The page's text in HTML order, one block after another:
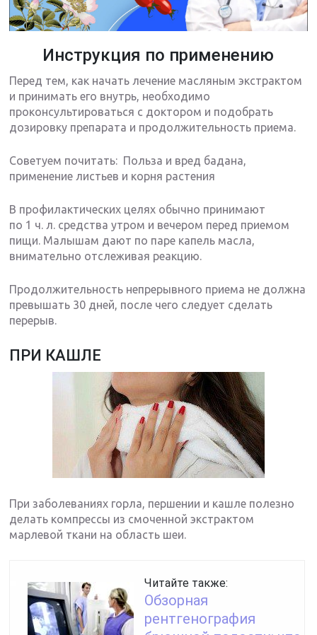
Инструкция по применению
Перед тем, как начать лечение масляным экстрактом
и принимать его внутрь, необходимо
проконсультироваться с доктором и подобрать
дозировку препарата и продолжительность приема.
Советуем почитать: Польза и вред бадана,
применение листьев и корня растения
В профилактических целях обычно принимают
по 1 ч. л. средства утром и вечером перед приемом
пищи. Малышам дают по паре капель масла,
внимательно отслеживая реакцию.
Продолжительность непрерывного приема не должна
превышать 30 дней, после чего следует сделать
перерыв.
ПРИ КАШЛЕ
При заболеваниях горла, першении и кашле полезно
делать компрессы из смоченной экстрактом
марлевой ткани на область шеи.
Читайте также:
Обзорная
рентгенография